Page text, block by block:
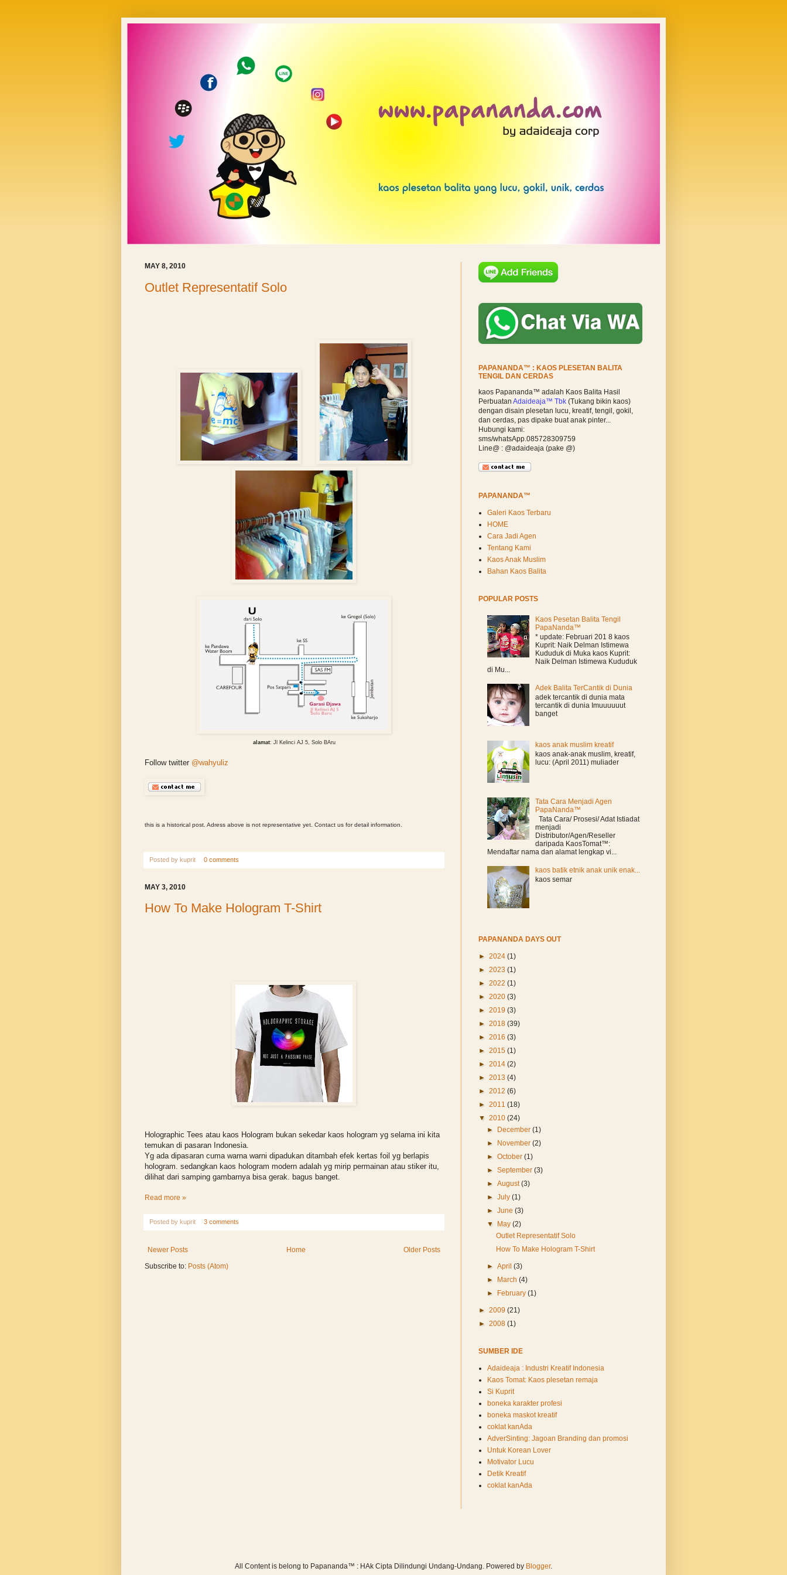
MAY 8, 2010
Outlet Representatif Solo
alamat: Jl Kelinci AJ 5, Solo BAru
Follow twitter @wahyuliz
this is a historical post. Adress above is not representative yet. Contact us for detail information.
Posted by kuprit 0 comments
MAY 3, 2010
How To Make Hologram T-Shirt
Holographic Tees atau kaos Hologram bukan sekedar kaos hologram yg selama ini kita
temukan di pasaran Indonesia.
Yg ada dipasaran cuma warna warni dipadukan ditambah efek kertas foil yg berlapis
hologram. sedangkan kaos hologram modern adalah yg mirip permainan atau stiker itu,
dilihat dari samping gambarnya bisa gerak. bagus banget.
Read more »
Posted by kuprit 3 comments
Newer Posts Older Posts
Home
Subscribe to: Posts (Atom)
PAPANANDA™ : KAOS PLESETAN BALITA
TENGIL DAN CERDAS
kaos Papananda™ adalah Kaos Balita Hasil
Perbuatan Adaideaja™ Tbk (Tukang bikin kaos)
dengan disain plesetan lucu, kreatif, tengil, gokil,
dan cerdas, pas dipake buat anak pinter...
Hubungi kami:
sms/whatsApp.085728309759
Line@ : @adaideaja (pake @)
PAPANANDA™
Galeri Kaos Terbaru
HOME
Cara Jadi Agen
Tentang Kami
Kaos Anak Muslim
Bahan Kaos Balita
POPULAR POSTS
Kaos Pesetan Balita Tengil
PapaNanda™
* update: Februari 201 8 kaos
Kuprit: Naik Delman Istimewa
Kududuk di Muka kaos Kuprit:
Naik Delman Istimewa Kududuk
di Mu...
Adek Balita TerCantik di Dunia
adek tercantik di dunia mata
tercantik di dunia Imuuuuuut
banget
kaos anak muslim kreatif
kaos anak-anak muslim, kreatif,
lucu: (April 2011) muliader
Tata Cara Menjadi Agen
PapaNanda™
Tata Cara/ Prosesi/ Adat Istiadat
menjadi
Distributor/Agen/Reseller
daripada KaosTomat™:
Mendaftar nama dan alamat lengkap vi...
kaos batik etnik anak unik enak...
kaos semar
PAPANANDA DAYS OUT
► 2024 (1)
► 2023 (1)
► 2022 (1)
► 2020 (3)
► 2019 (3)
► 2018 (39)
► 2016 (3)
► 2015 (1)
► 2014 (2)
► 2013 (4)
► 2012 (6)
► 2011 (18)
▼ 2010 (24)
►
December(1)
►
November(2)
►October(1)
►September(3)
►August(3)
►July(1)
►June(3)
▼
May(2)
Outlet Representatif Solo
How To Make Hologram T-Shirt
►April(3)
►
March(4)
►
February(1)
► 2009 (21)
► 2008 (1)
SUMBER IDE
Adaideaja : Industri Kreatif Indonesia
Kaos Tomat: Kaos plesetan remaja
Si Kuprit
boneka karakter profesi
boneka maskot kreatif
coklat kanAda
AdverSinting: Jagoan Branding dan promosi
Untuk Korean Lover
Motivator Lucu
Detik Kreatif
coklat kanAda
All Content is belong to Papananda™ : HAk Cipta Dilindungi Undang-Undang. Powered by Blogger.